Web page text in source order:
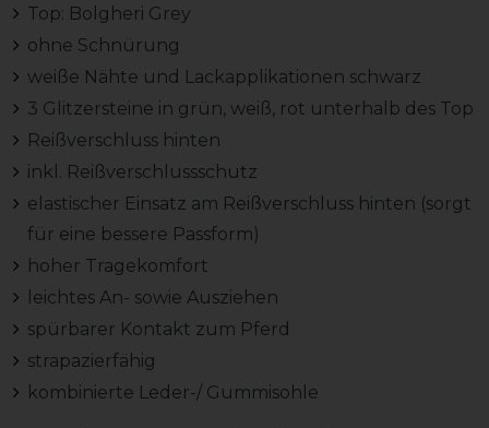
Top: Bolgheri Grey
ohne Schnürung
weiße Nähte und Lackapplikationen schwarz
3 Glitzersteine in grün, weiß, rot unterhalb des Top
Reißverschluss hinten
inkl. Reißverschlussschutz
elastischer Einsatz am Reißverschluss hinten (sorgt
für eine bessere Passform)
hoher Tragekomfort
leichtes An- sowie Ausziehen
spürbarer Kontakt zum Pferd
strapazierfähig
kombinierte Leder-/ Gummisohle